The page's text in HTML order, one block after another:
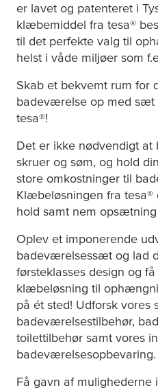
er lavet og patenteret i
klæbemiddel fra tesa®
til det perfekte valg til
helst i våde miljøer som
Skab et bekvemt rum for
badeværelse op med
tesa®!
Det er ikke nødvendigt
skruer og søm, og hold
store omkostninger til
Klæbeløsningen fra tesa®
hold samt nem
Oplev et imponerende
badeværelsessæt og lad
førsteklasses design og
klæbeløsning til
på ét sted! Udforsk vores
badeværelsestilbehør,
toilettilbehør samt vores
badeværelsesopbevaring.
Få gavn af mulighederne